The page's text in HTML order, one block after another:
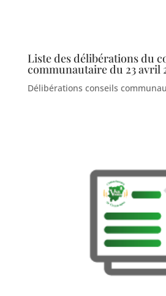
Liste des délibérations du
communautaire du 23 avril
Délibérations conseils